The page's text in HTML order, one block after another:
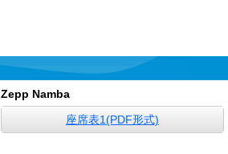
Zepp Namba
座席表1(PDF形式)